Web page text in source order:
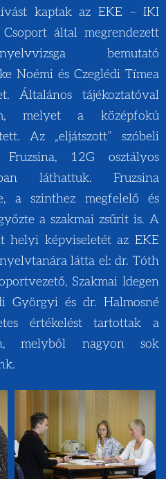
kaptak az EKE – IKI
által megrendezett
bemutató
Noémi és Czeglédi Tímea
Általános tájékoztatóval
melyet a középfokú
Az „eljátszott” szóbeli
Fruzsina, 12G osztályos
láthattuk. Fruzsina
a szinthez megfelelő és
a szakmai zsűrit is. A
helyi képviseletét az EKE
látta el: dr. Tóth
Szakmai Idegen
Györgyi és dr. Halmosné
értékelést tartottak a
melyből nagyon sok